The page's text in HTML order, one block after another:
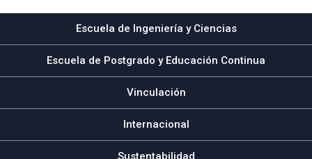
Escuela de Ingeniería y Ciencias
Escuela de Postgrado y Educación Continua
Vinculación
Internacional
Sustentabilidad